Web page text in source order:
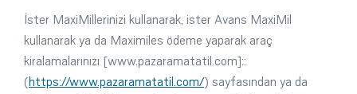
İster MaxiMillerinizi kullanarak, ister Avans MaxiMil
kullanarak ya da Maximiles ödeme yaparak araç
kiralamalarınızı [www.pazaramatatil.com]::
(https://www.pazaramatatil.com/) sayfasından ya da